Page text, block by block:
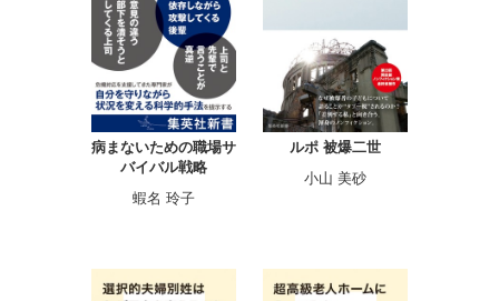
病まないための職場サ
バイバル戦略
蝦名 玲子
ルポ 被爆二世
小山 美砂